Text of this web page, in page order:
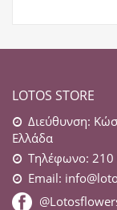
LOTOS STORE
Διεύθυνση:
Ελλάδα
Τηλέφωνο:
Email: